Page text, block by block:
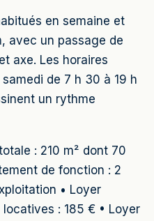
en semaine et
avec un passage de
axe. Les horaires
de 7 h 30 à 19 h
un rythme
: 210 m² dont 70
de fonction : 2
• Loyer
: 185 € • Loyer